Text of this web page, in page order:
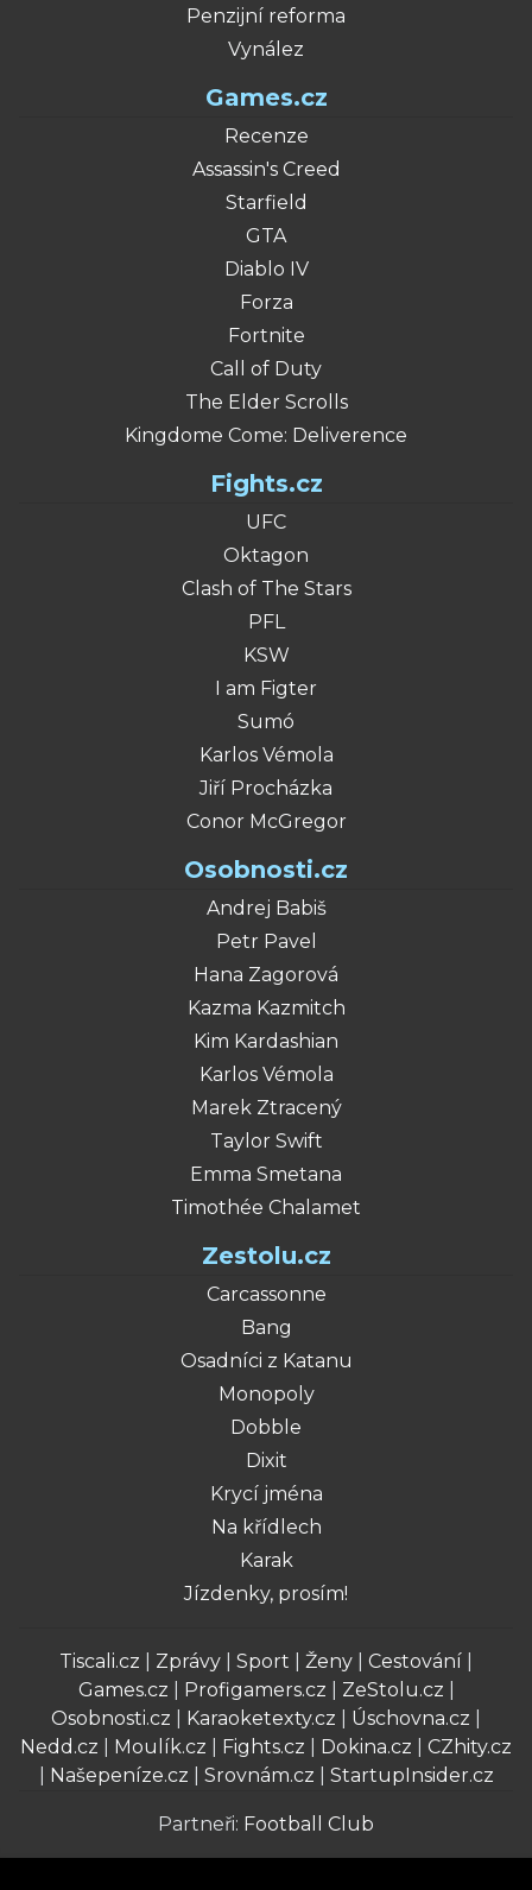
Penzijní reforma
Vynález
Games.cz
Recenze
Assassin's Creed
Starfield
GTA
Diablo IV
Forza
Fortnite
Call of Duty
The Elder Scrolls
Kingdome Come: Deliverence
Fights.cz
UFC
Oktagon
Clash of The Stars
PFL
KSW
I am Figter
Sumó
Karlos Vémola
Jiří Procházka
Conor McGregor
Osobnosti.cz
Andrej Babiš
Petr Pavel
Hana Zagorová
Kazma Kazmitch
Kim Kardashian
Karlos Vémola
Marek Ztracený
Taylor Swift
Emma Smetana
Timothée Chalamet
Zestolu.cz
Carcassonne
Bang
Osadníci z Katanu
Monopoly
Dobble
Dixit
Krycí jména
Na křídlech
Karak
Jízdenky, prosím!
Tiscali.cz Zprávy Sport Ženy Cestování
Games.cz
Profigamers.cz ZeStolu.cz
Osobnosti.cz
Karaoketexty.cz Úschovna.cz
Nedd.cz
Moulík.cz Fights.cz Dokina.cz
CZhity.cz
Našepeníze.cz Srovnám.cz StartupInsider.cz
Partneři: Football Club